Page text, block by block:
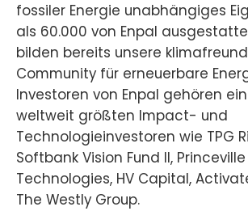
fossiler Energie unabhängiges
als 60.000 von Enpal
bilden bereits unsere
Community für erneuerbare
Investoren von Enpal gehören
weltweit größten Impact- und
Technologieinvestoren wie TPG
Softbank Vision Fund II,
Technologies, HV Capital,
The Westly Group.